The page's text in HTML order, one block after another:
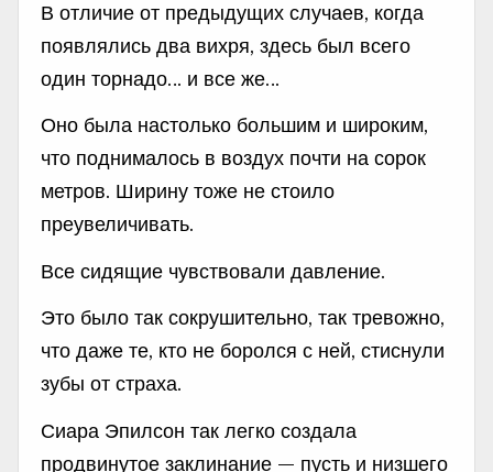
В отличие от предыдущих случаев, когда
появлялись два вихря, здесь был всего
один торнадо… и все же…
Оно была настолько большим и широким,
что поднималось в воздух почти на сорок
метров. Ширину тоже не стоило
преувеличивать.
Все сидящие чувствовали давление.
Это было так сокрушительно, так тревожно,
что даже те, кто не боролся с ней, стиснули
зубы от страха.
Сиара Эпилсон так легко создала
продвинутое заклинание — пусть и низшего